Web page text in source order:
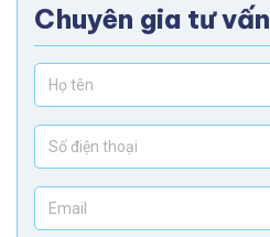
Chuyên gia tư vấn